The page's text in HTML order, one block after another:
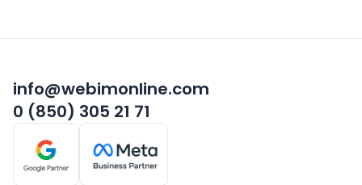
adayları da değerlendiriyoruz.
info@webimonline.com
0 (850) 305 21 71